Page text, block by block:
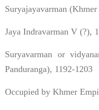
Suryajayavarman
Jaya Indravarman V (?),
Suryavarman or
Panduranga), 1192-1203
Occupied by Khmer